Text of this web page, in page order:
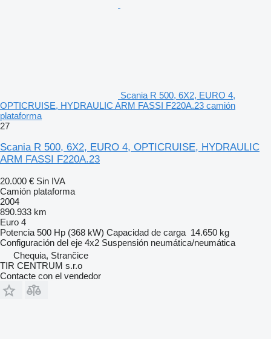
Scania R 500, 6X2, EURO 4,
OPTICRUISE, HYDRAULIC ARM FASSI F220A.23 camión
plataforma
27
Scania R 500, 6X2, EURO 4, OPTICRUISE, HYDRAULIC
ARM FASSI F220A.23
20.000 € Sin IVA
Camión plataforma
2004
890.933 km
Euro 4
Potencia 500 Hp (368 kW) Capacidad de carga 14.650 kg
Configuración del eje 4x2 Suspensión neumática/neumática
Chequia, Strančice
TIR CENTRUM s.r.o
Contacte con el vendedor